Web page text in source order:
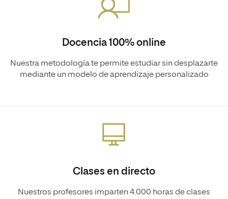
Docencia 100% online
Nuestra metodología te permite estudiar sin desplazarte
mediante un modelo de aprendizaje personalizado
Clases en directo
Nuestros profesores imparten 4.000 horas de clases